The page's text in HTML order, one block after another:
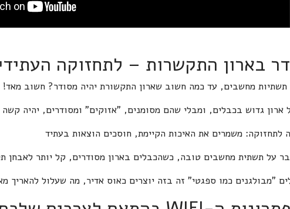
בארון התקשרות – לתחזוקה
מחשבים, עד כמה חשוב שארון התקשורת יהיה מסודר? חשוב מאד!
ארון גדוש בכבלים, ומבלי שהם מסומנים, "אזוקים" ומסודרים, יהיה
לתחזוקה: משמרים את האיכות הקיימת, חוסכים הוצאות בעתיד
על תשתית מחשבים טובה, כשהכבלים בארון מסודרים, קל יותר לאבחן
"מבולגנים כמו ספגטי" זה בזה יוצרים כאוס אדיר, מה שעלול להאריך